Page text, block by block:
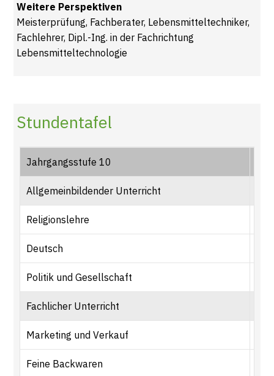
Weitere Perspektiven
Meisterprüfung, Fachberater, Lebensmitteltechniker,
Fachlehrer, Dipl.-Ing. in der Fachrichtung
Lebensmitteltechnologie
Stundentafel
Jahrgangsstufe 10
Allgemeinbildender Unterricht
Religionslehre
Deutsch
Politik und Gesellschaft
Fachlicher Unterricht
Marketing und Verkauf
Feine Backwaren